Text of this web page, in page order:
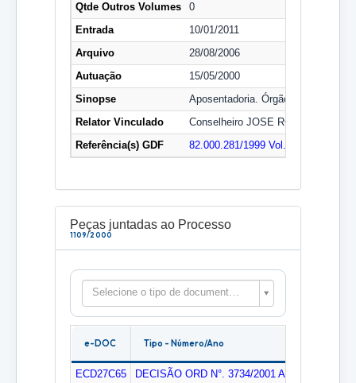
Qtde Outros Volumes
0
Entrada
10/01/2011
Arquivo
28/08/2006
Autuação
15/05/2000
Sinopse
Aposentadoria. Órgão: FEDF.
Relator Vinculado
Conselheiro JOSE ROBERTO DE
Referência(s) GDF
82.000.281/1999 Vol. 1
Peças juntadas ao Processo
1109/2000
Selecione o tipo de documento para filtrar as peças
e-DOC Tipo - Número/Ano
ECD27C65 DECISÃO ORD N°. 3734/2001 ARQCENTRAL